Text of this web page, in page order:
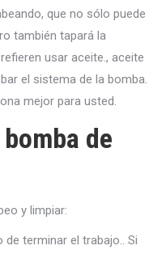
que no sólo puede
también tapará la
usar aceite., aceite
el sistema de la bomba.
mejor para usted.
de
y limpiar:
terminar el trabajo.. Si